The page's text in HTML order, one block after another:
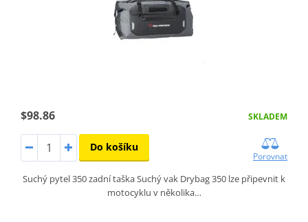
$98.86 SKLADEM
Do košíku
Porovnat
Suchý pytel 350 zadní taška Suchý vak Drybag 350 lze připevnit k
motocyklu v několika…